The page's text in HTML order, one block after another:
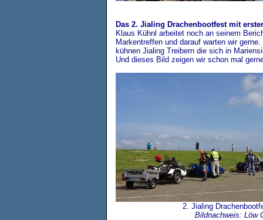
Das 2. Jialing Drachenbootfest mit
Klaus Kühnl arbeitet noch an seinem
Markentreffen und darauf warten wir
kühnen Jialing Treibern die sich in
Und dieses Bild zeigen wir schon mal
2. Jialing
Bildnachweis: Löw